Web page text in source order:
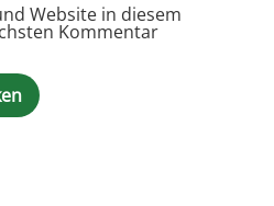
Website in diesem
Kommentar